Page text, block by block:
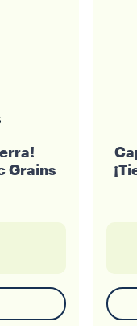
Grains